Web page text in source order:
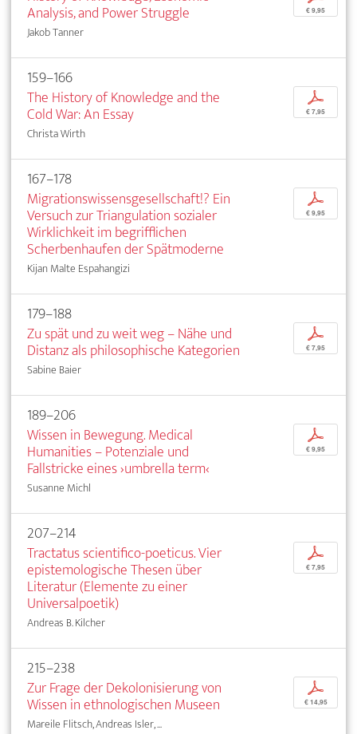
Analysis, and Power Struggle
Jakob Tanner
€ 9,95
159–166
The History of Knowledge and the
Cold War: An Essay
Christa Wirth
p
€ 7,95
167–178
Migrationswissensgesellschaft!? Ein
Versuch zur Triangulation sozialer
Wirklichkeit im begrifflichen
Scherbenhaufen der Spätmoderne
Kijan Malte Espahangizi
p
€ 9,95
179–188
Zu spät und zu weit weg – Nähe und
Distanz als philosophische Kategorien
Sabine Baier
p
€ 7,95
189–206
Wissen in Bewegung. Medical
Humanities – Potenziale und
Fallstricke eines ›umbrella term‹
Susanne Michl
p
€ 9,95
207–214
Tractatus scientifico-poeticus. Vier
epistemologische Thesen über
Literatur (Elemente zu einer
Universalpoetik)
Andreas B. Kilcher
p
€ 7,95
215–238
Zur Frage der Dekolonisierung von
Wissen in ethnologischen Museen
Mareile Flitsch, Andreas Isler, ...
p
€ 14,95